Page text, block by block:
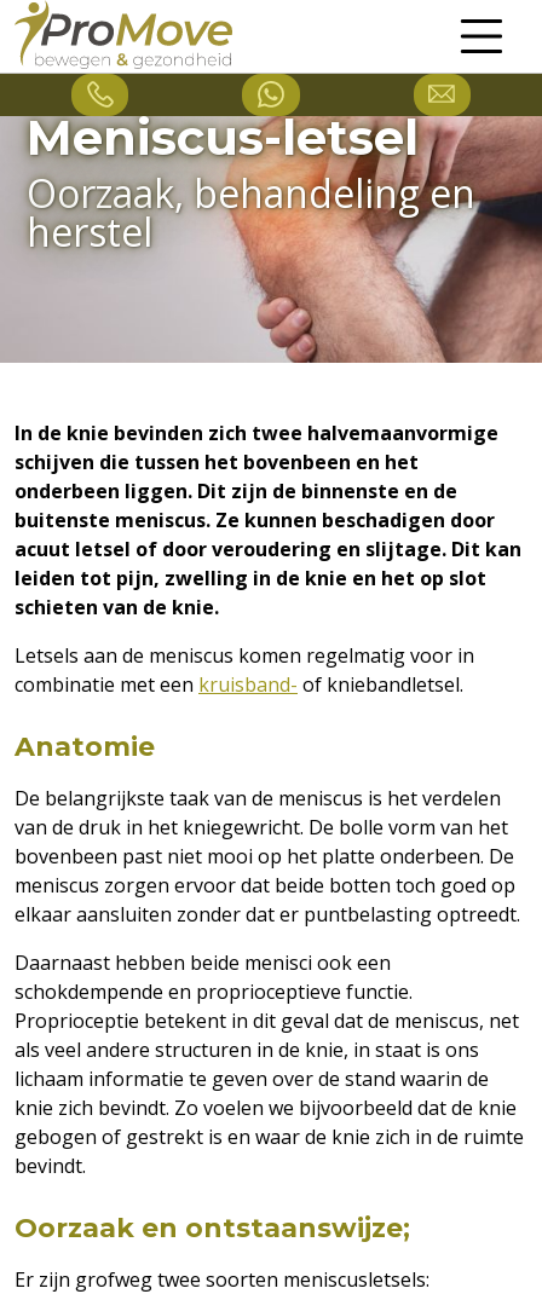
Meniscus-letsel
Oorzaak, behandeling en
herstel
In de knie bevinden zich twee halvemaanvormige
schijven die tussen het bovenbeen en het
onderbeen liggen. Dit zijn de binnenste en de
buitenste meniscus. Ze kunnen beschadigen door
acuut letsel of door veroudering en slijtage. Dit kan
leiden tot pijn, zwelling in de knie en het op slot
schieten van de knie.
Letsels aan de meniscus komen regelmatig voor in
combinatie met een kruisband- of kniebandletsel.
Anatomie
De belangrijkste taak van de meniscus is het verdelen
van de druk in het kniegewricht. De bolle vorm van het
bovenbeen past niet mooi op het platte onderbeen. De
meniscus zorgen ervoor dat beide botten toch goed op
elkaar aansluiten zonder dat er puntbelasting optreedt.
Daarnaast hebben beide menisci ook een
schokdempende en proprioceptieve functie.
Proprioceptie betekent in dit geval dat de meniscus, net
als veel andere structuren in de knie, in staat is ons
lichaam informatie te geven over de stand waarin de
knie zich bevindt. Zo voelen we bijvoorbeeld dat de knie
gebogen of gestrekt is en waar de knie zich in de ruimte
bevindt.
Oorzaak en ontstaanswijze;
Er zijn grofweg twee soorten meniscusletsels: